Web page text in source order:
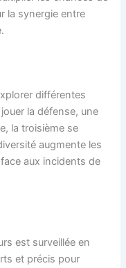
la synergie entre
différentes
la défense, une
la troisième se
augmente les
aux incidents de
est surveillée en
et précis pour